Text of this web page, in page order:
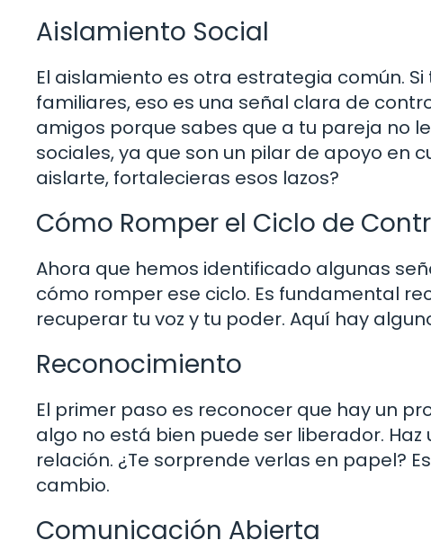
Aislamiento Social
El aislamiento es otra estrategia común.
familiares, eso es una señal clara de
amigos porque sabes que a tu pareja no
sociales, ya que son un pilar de apoyo en
aislarte, fortalecieras esos lazos?
Cómo Romper el Ciclo de
Ahora que hemos identificado algunas
cómo romper ese ciclo. Es fundamental
recuperar tu voz y tu poder. Aquí hay
Reconocimiento
El primer paso es reconocer que hay un
algo no está bien puede ser liberador.
relación. ¿Te sorprende verlas en papel?
cambio.
Comunicación Abierta